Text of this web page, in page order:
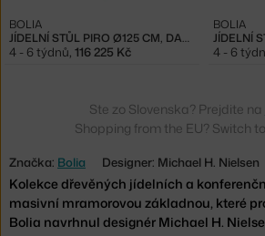
Značka: Bolia Designer: Michael H. Nielsen
Kolekce dřevěných jídelních a
masivní mramorovou základnou, které
Bolia navrhnul designér Michael H.
JÍDELNÍ STŮL PIRO Ø125 CM, DARK OAK
BOLIA
4 - 6 týdnů, 116 225 Kč
BOLIA
4 - 6
Ste zo Slovenska? Prejdite na
Shopping from the EU? Switch to